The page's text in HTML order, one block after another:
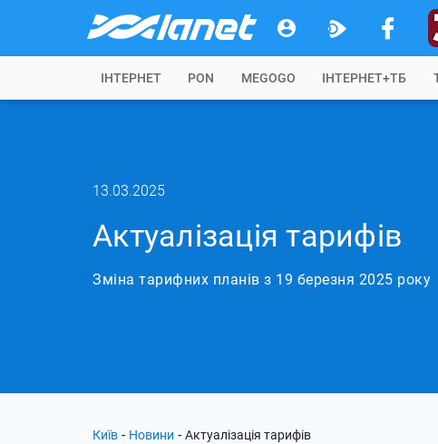
IНТЕРНЕТ PON MEGOGO ІНТЕРНЕТ+ТБ
13.03.2025
Актуалізація тарифів
Зміна тарифних планів з 19 березня 2025 року
Київ - Новини - Актуалізація тарифів